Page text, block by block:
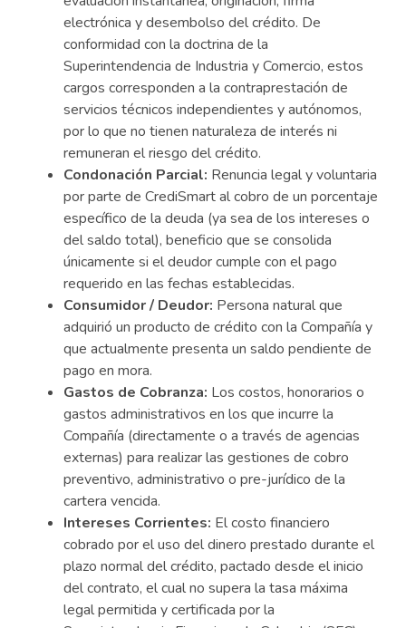
electrónica y desembolso del crédito. De
conformidad con la doctrina de la
Superintendencia de Industria y Comercio, estos
cargos corresponden a la contraprestación de
servicios técnicos independientes y autónomos,
por lo que no tienen naturaleza de interés ni
remuneran el riesgo del crédito.
Condonación Parcial: Renuncia legal y voluntaria
por parte de CrediSmart al cobro de un porcentaje
específico de la deuda (ya sea de los intereses o
del saldo total), beneficio que se consolida
únicamente si el deudor cumple con el pago
requerido en las fechas establecidas.
Consumidor / Deudor: Persona natural que
adquirió un producto de crédito con la Compañía y
que actualmente presenta un saldo pendiente de
pago en mora.
Gastos de Cobranza: Los costos, honorarios o
gastos administrativos en los que incurre la
Compañía (directamente o a través de agencias
externas) para realizar las gestiones de cobro
preventivo, administrativo o pre-jurídico de la
cartera vencida.
Intereses Corrientes: El costo financiero
cobrado por el uso del dinero prestado durante el
plazo normal del crédito, pactado desde el inicio
del contrato, el cual no supera la tasa máxima
legal permitida y certificada por la